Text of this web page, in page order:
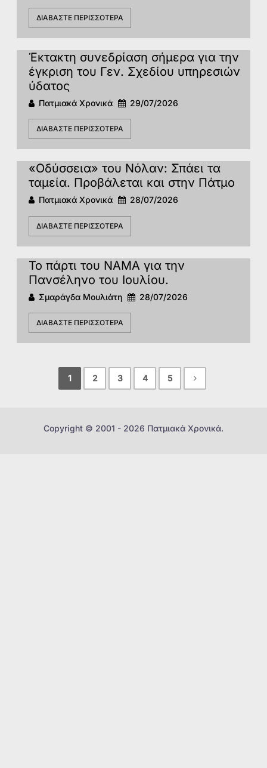
ΔΙΑΒΆΣΤΕ ΠΕΡΙΣΣΌΤΕΡΑ
Έκτακτη συνεδρίαση σήμερα για την
έγκριση του Γεν. Σχεδίου υπηρεσιών
ύδατος
Πατμιακά Χρονικά 29/07/2026
ΔΙΑΒΆΣΤΕ ΠΕΡΙΣΣΌΤΕΡΑ
«Οδύσσεια» του Νόλαν: Σπάει τα
ταμεία. Προβάλεται και στην Πάτμο
Πατμιακά Χρονικά 28/07/2026
ΔΙΑΒΆΣΤΕ ΠΕΡΙΣΣΌΤΕΡΑ
Το πάρτι του ΝΑΜΑ για την
Πανσέληνο του Ιουλίου.
Σμαράγδα Μουλιάτη 28/07/2026
ΔΙΑΒΆΣΤΕ ΠΕΡΙΣΣΌΤΕΡΑ
1 2 3 4 5
Copyright © 2001 - 2026 Πατμιακά Χρονικά.